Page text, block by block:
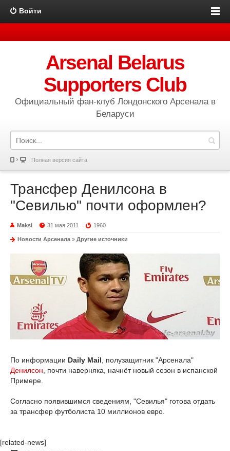
Войти
Arsenal Belarus
Supporters Club
Официальный фан-клуб Лондонского Арсенала в
Беларуси
Полная версия сайта
Трансфер Денилсона в
"Севилью" почти оформлен?
Maksi 31 мая 2011 1960
Новости Арсенала » Другие источники
По информации Daily Mail, полузащитник "Арсенала"
Денилсон, почти наверняка, начнёт новый сезон в испанской
Примере.
Согласно появившимся сведениям, "Севилья" готова отдать
за трансфер футболиста 10 миллионов евро.
[related-news]